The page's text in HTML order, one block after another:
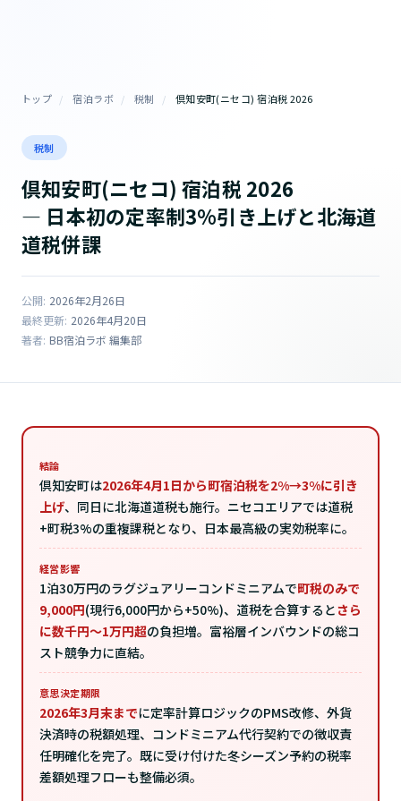
トップ / 宿泊ラボ / 税制 / 倶知安町(ニセコ) 宿泊税 2026
税制
倶知安町(ニセコ) 宿泊税 2026
— 日本初の定率制3%引き上げと北海道
道税併課
公開: 2026年2月26日
最終更新: 2026年4月20日
著者: BB宿泊ラボ 編集部
結論
倶知安町は2026年4月1日から町宿泊税を2%→3%に引き
上げ、同日に北海道道税も施行。ニセコエリアでは道税
+町税3%の重複課税となり、日本最高級の実効税率に。
経営影響
1泊30万円のラグジュアリーコンドミニアムで町税のみで
9,000円(現行6,000円から+50%)、道税を合算するとさら
に数千円〜1万円超の負担増。富裕層インバウンドの総コ
スト競争力に直結。
意思決定期限
2026年3月末までに定率計算ロジックのPMS改修、外貨
決済時の税額処理、コンドミニアム代行契約での徴収責
任明確化を完了。既に受け付けた冬シーズン予約の税率
差額処理フローも整備必須。